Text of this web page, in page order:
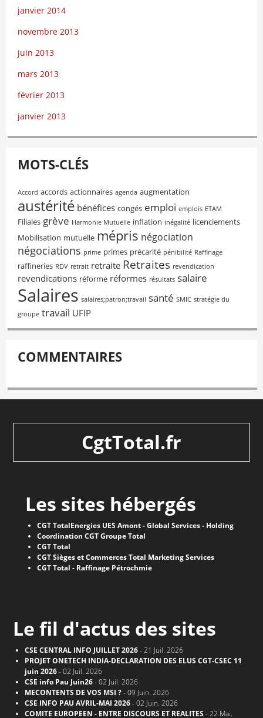
janvier 2014
novembre 2013
juin 2013
mars 2013
février 2013
janvier 2013
MOTS-CLÉS
Accord accords actionnaires agenda augmentation
austérité bénéfices congés emploi emplois ETAM
Filiales grève Harmonie Mutuelle inflation inégalité licenciements
Mobilisation mutuelle mépris négociation
négociations prime primes précarité pénibilité Raffinage
raffineries RDV retrait retraite Retraites revendication
revendications réforme réformes résultats salaire
Salaires salaires;patron;travail santé SMIC stratégie du
groupe travail UFIP
COMMENTAIRES
CgtTotal.fr
Les sites hébergés
CGT TotalEnergies UES Amont - Global Services - Holding
Coordination CGT Groupe Total
CGT Total
CGT Sièges et Commerces Total Marketing Services
CGT Total - Raffinage Pétrochmie
Le fil d'actus des sites
CSE CENTRAL INFO JUILLET 2026- 21 Juil. 2026
PROJET ONETECH INDIA-DECLARATION DES ELUS CGT-CSEC 11
juin 2026- 02 Juil. 2026
CSE info Pau Juin26- 02 Juil. 2026
MECONTENTS DE VOS MSI ?- 09 Juin. 2026
CSE INFO PAU AVRIL-MAI 2026- 02 Juin. 2026
COMITE EUROPEEN - ENTRE DISCOURS ET REALITES - 22 Mai.